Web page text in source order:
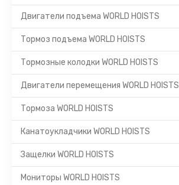
Двигатели подъема WORLD HOISTS
Тормоз подъема WORLD HOISTS
Тормозные колодки WORLD HOISTS
Двигатели перемещения WORLD HOISTS
Тормоза WORLD HOISTS
Канатоукладчики WORLD HOISTS
Защелки WORLD HOISTS
Мониторы WORLD HOISTS